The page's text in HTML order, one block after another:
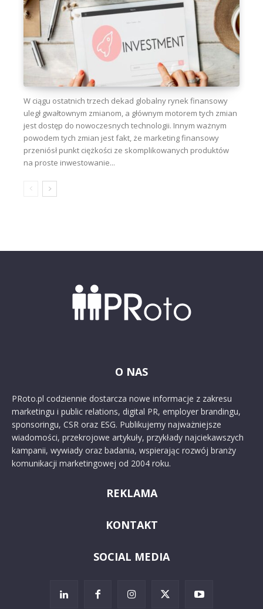
W ciągu ostatnich trzech dekad globalny rynek finansowy
uległ gwałtownym zmianom, a głównym motorem tych zmian
jest dostęp do nowoczesnych technologii. Innym ważnym
powodem tych zmian jest fakt, że marketing finansowy
przeniósł punkt ciężkości ze skomplikowanych produktów
na proste inwestowanie...
O NAS
PRoto.pl codziennie dostarcza nowe informacje z zakresu
marketingu i public relations, digital PR, employer brandingu,
sponsoringu, CSR oraz ESG. Publikujemy najważniejsze
wiadomości, przekrojowe artykuły, przykłady najciekawszych
kampanii, wywiady oraz badania, wspierając rozwój branży
komunikacji marketingowej od 2004 roku.
REKLAMA
KONTAKT
SOCIAL MEDIA